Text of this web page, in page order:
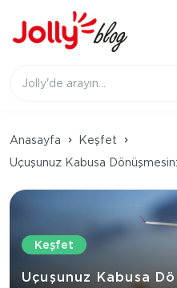
Anasayfa
Keşfet
Uçuşunuz Kabusa
Keşfet
Uçuşunuz Kabusa